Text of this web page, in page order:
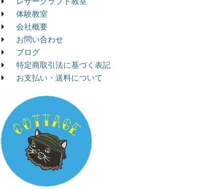
体験教室
会社概要
お問い合わせ
ブログ
特定商取引法に基づく表記
お支払い・送料について